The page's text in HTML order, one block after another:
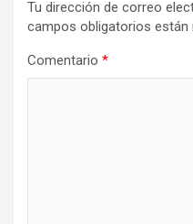
Tu dirección de correo
campos obligatorios están
Comentario *